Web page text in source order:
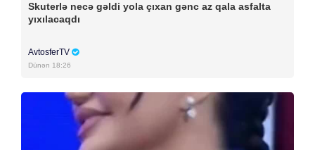
Skuterlə necə gəldi yola çıxan gənc az qala asfalta
yıxılacaqdı
AvtosferTV
Dünən 18:26